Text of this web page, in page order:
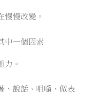
慢慢改變。
中一個因素
力。
、說話、咀嚼、做表